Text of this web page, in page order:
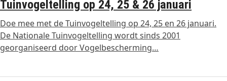
Tuinvogeltelling op 24, 25 & 26 januari
Doe mee met de Tuinvogeltelling op 24, 25 en 26 januari.
De Nationale Tuinvogeltelling wordt sinds 2001
georganiseerd door Vogelbescherming…